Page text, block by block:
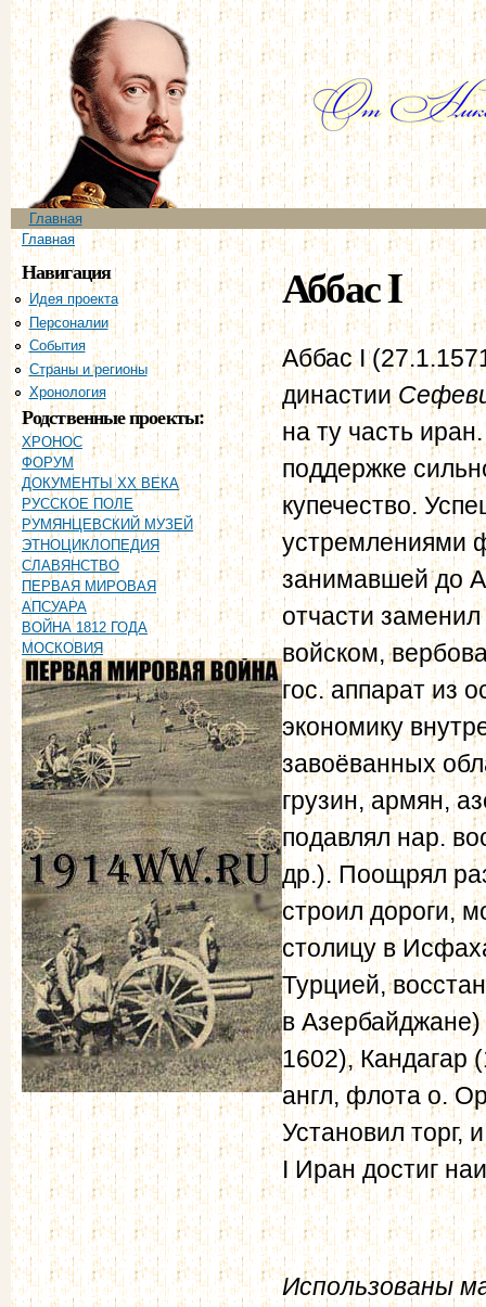
Главное меню
Главная
Вы здесь
Главная
Навигация
Идея проекта
Персоналии
События
Страны и регионы
Хронология
Родственные проекты:
ХРОНОС
ФОРУМ
ДОКУМЕНТЫ XX ВЕКА
РУССКОЕ ПОЛЕ
РУМЯНЦЕВСКИЙ МУЗЕЙ
ЭТНОЦИКЛОПЕДИЯ
СЛАВЯНСТВО
ПЕРВАЯ МИРОВАЯ
АПСУАРА
ВОЙНА 1812 ГОДА
МОСКОВИЯ
Аббас I
Аббас I
династии
на ту часть
поддержке
купечество.
устремлениями
занимавшей до
отчасти
войском,
гос. аппарат из
экономику
завоёванных
грузин, армян,
подавлял нар.
др.). Поощрял
строил дороги,
столицу в
Турцией,
в
1602), Кандагар
англ, флота о.
Установил торг,
I Иран достиг
Использованы